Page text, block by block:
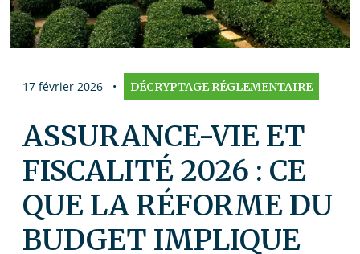
17 février 2026 • DÉCRYPTAGE RÉGLEMENTAIRE
ASSURANCE-VIE ET
FISCALITÉ 2026 : CE
QUE LA RÉFORME DU
BUDGET IMPLIQUE